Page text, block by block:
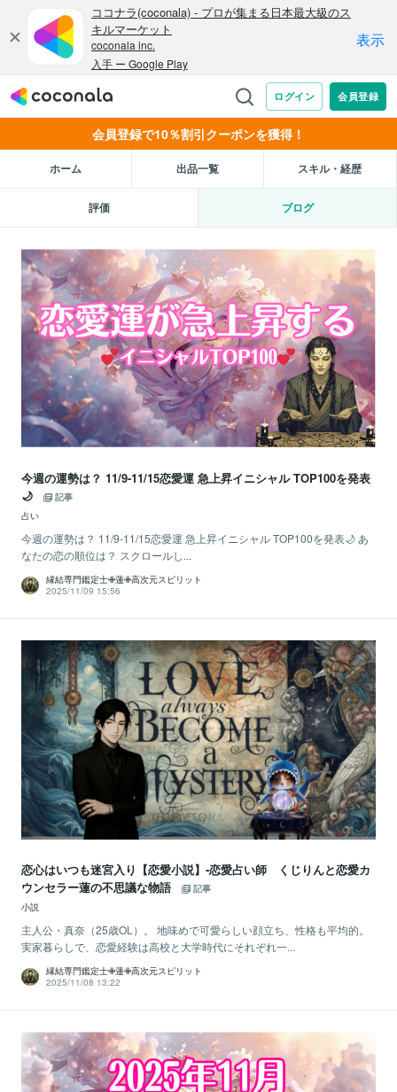
会員登録で10％割引クーポンを獲得！
ホーム 出品一覧 スキル・経歴
評価 ブログ
今週の運勢は？ 11/9-11/15恋愛運 急上昇イニシャル TOP100を発表
🌙
記事
占い
今週の運勢は？ 11/9-11/15恋愛運 急上昇イニシャル TOP100を発表🌙 あ
なたの恋の順位は？ スクロールし...
縁結専門鑑定士✙蓮✙高次元スピリット
2025/11/09 15:56
恋心はいつも迷宮入り【恋愛小説】-恋愛占い師 くじりんと恋愛カ
ウンセラー蓮の不思議な物語
記事
小説
主人公・真奈（25歳OL）。 地味めで可愛らしい顔立ち、性格も平均的。
実家暮らしで、恋愛経験は高校と大学時代にそれぞれ一...
縁結専門鑑定士✙蓮✙高次元スピリット
2025/11/08 13:22